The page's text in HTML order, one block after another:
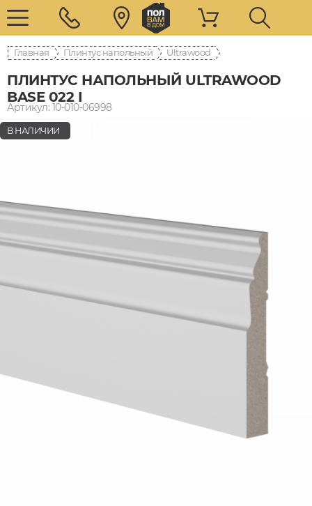
Главная Плинтус напольный Ultrawood
ПЛИНТУС НАПОЛЬНЫЙ ULTRAWOOD
BASE 022 I
Артикул: 10-010-06998
В НАЛИЧИИ